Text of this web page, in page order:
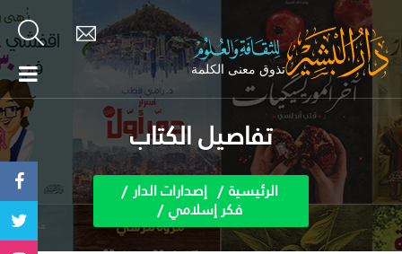
تفاصيل الكتاب
الرئيسية إصدارات الدار
فكر إسلامي